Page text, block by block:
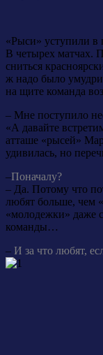
«Рыси» уступили в
В четырех матчах.
сниться
ж надо было
на щите команда
– Мне поступило
«А давайте
атташе «рысей»
удивилась, но
–Поначалу?
– Да. Потому что
любят больше, чем
«молодежки» даже
команды…
– И за что любят,